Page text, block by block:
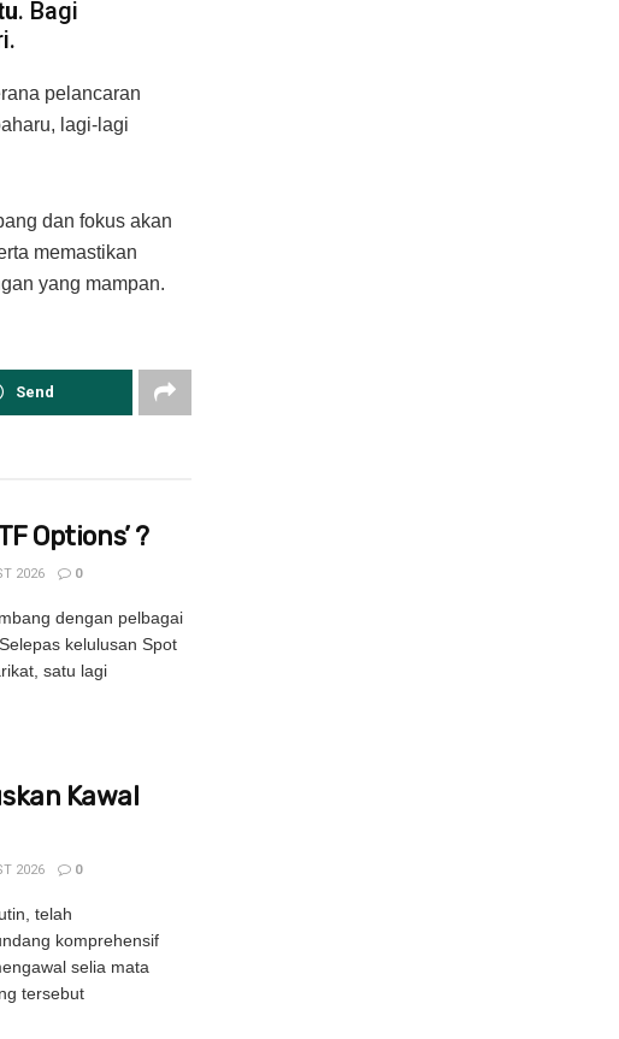
. Bagi
pelancaran
lagi-lagi
dan fokus akan
memastikan
yang mampan.
Send
Options’ ?
2026 0
dengan pelbagai
kelulusan Spot
satu lagi
Kawal
2026 0
telah
komprehensif
selia mata
tersebut